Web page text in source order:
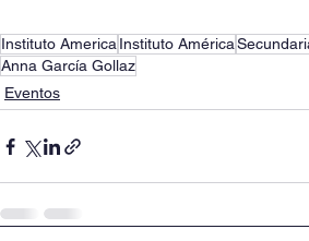
Instituto America Instituto América
Anna García Gollaz
Eventos